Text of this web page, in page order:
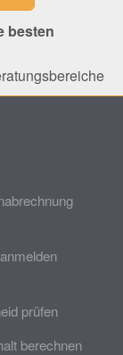
besten
prüfen
berechnen